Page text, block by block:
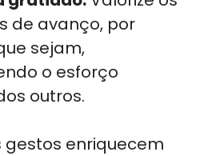
de avanço, por
sejam,
o esforço
outros.
gestos enriquecem